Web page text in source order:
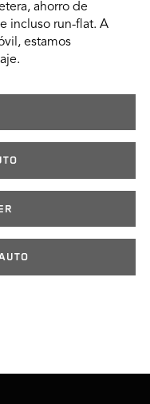
ahorro de
incluso run-flat. A
estamos